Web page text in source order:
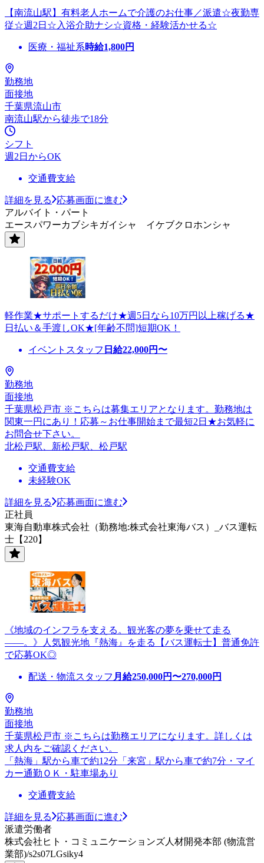
【南流山駅】有料老人ホームで介護のお仕事／派遣☆夜勤専
従☆週2日☆入浴介助ナシ☆資格・経験活かせる☆
医療・福祉系時給1,800円
勤務地
面接地
千葉県流山市
南流山駅から徒歩で18分
シフト
週2日からOK
交通費支給
詳細を見る
応募画面に進む
アルバイト・パート
エースパワーカブシキガイシャ イケブクロホンシャ
軽作業★サポートするだけ★週5日なら10万円以上稼げる★
日払い＆手渡しOK★[年齢不問]短期OK！
イベントスタッフ 日給22,000円〜
勤務地
面接地
千葉県松戸市 ※こちらは募集エリアとなります。勤務地は
関東一円にあり！応募～お仕事開始まで最短2日★お気軽に
お問合せ下さい。
北松戸駅、新松戸駅、松戸駅
交通費支給
未経験OK
詳細を見る
応募画面に進む
正社員
東海自動車株式会社（勤務地:株式会社東海バス）_バス運転
士【220】
《地域のインフラを支える。観光客の夢を乗せて走る
――。》人気観光地『熱海』を走る【バス運転士】普通免許
で応募OK◎
配送・物流スタッフ 月給250,000円〜270,000円
勤務地
面接地
千葉県松戸市 ※こちらは勤務エリアになります。詳しくは
求人内をご確認ください。
「熱海」駅から車で約12分「来宮」駅から車で約7分・マイ
カー通勤ＯＫ・駐車場あり
交通費支給
詳細を見る
応募画面に進む
派遣労働者
株式会社ヒト・コミュニケーションズ人材開発本部 (物流営
業部)/s2s07LGsiky4